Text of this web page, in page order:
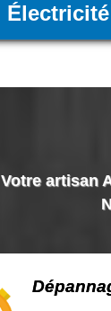
Électricité
Votre artisan